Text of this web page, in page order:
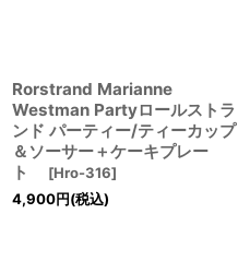
Rorstrand Marianne
Westman Partyロールストラ
ンド パーティー/ティーカップ
＆ソーサー＋ケーキプレー
ト
[Hro-316]
4,900円(税込)